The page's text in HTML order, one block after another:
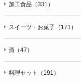
加工食品（331）
スイーツ・お菓子（171）
酒（47）
料理セット（191）